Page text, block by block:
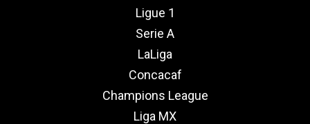
Ligue 1
Serie A
LaLiga
Concacaf
Champions League
Liga MX